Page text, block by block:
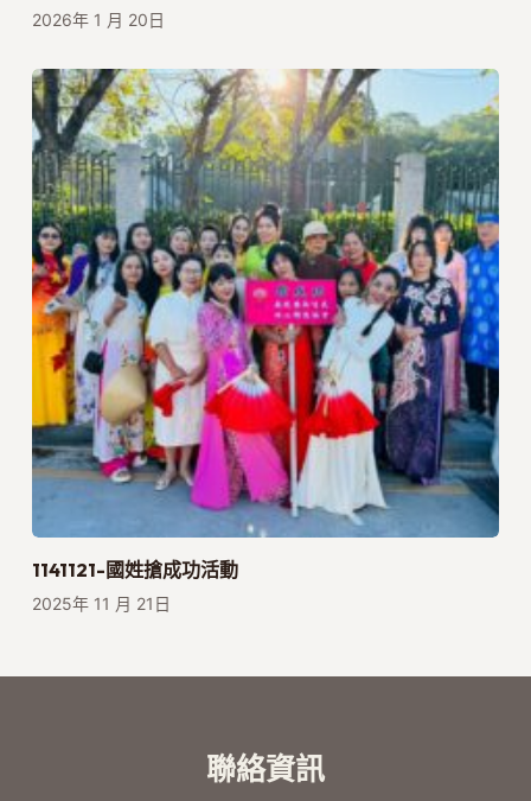
2026年 1 月 20日
1141121-國姓搶成功活動
2025年 11 月 21日
聯絡資訊